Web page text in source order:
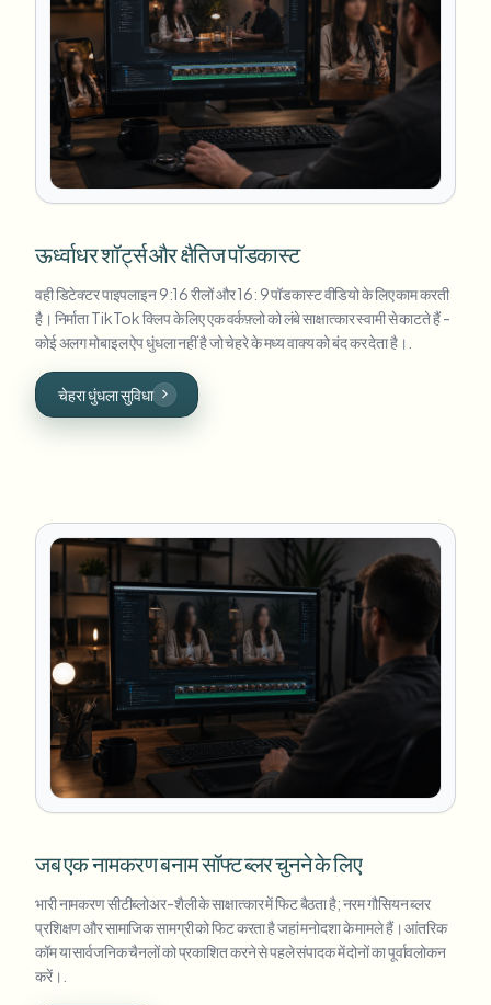
ऊर्ध्वाधर शॉर्ट्स और क्षैतिज पॉडकास्ट
वही डिटेक्टर पाइपलाइन 9:16 रीलों और 16: 9 पॉडकास्ट वीडियो के लिए काम करती
है। निर्माता TikTok क्लिप के लिए एक वर्कफ़्लो को लंबे साक्षात्कार स्वामी से काटते हैं -
कोई अलग मोबाइल ऐप धुंधला नहीं है जो चेहरे के मध्य वाक्य को बंद कर देता है।.
चेहरा धुंधला सुविधा
जब एक नामकरण बनाम सॉफ्ट ब्लर चुनने के लिए
भारी नामकरण सीटीब्लोअर-शैली के साक्षात्कार में फिट बैठता है; नरम गौसियन ब्लर
प्रशिक्षण और सामाजिक सामग्री को फिट करता है जहां मनोदशा के मामले हैं। आंतरिक
कॉम या सार्वजनिक चैनलों को प्रकाशित करने से पहले संपादक में दोनों का पूर्वावलोकन
करें।.